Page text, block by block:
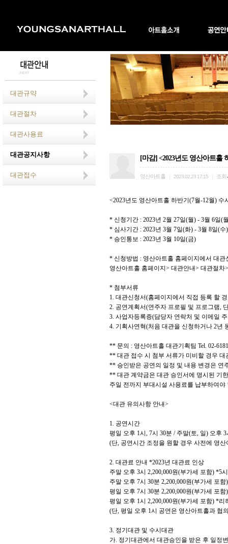
대관규약
대관절차
대관사용료
대관공지사항
대관접수
[마감] <2023년도 영산아트홀
영산아트홀 2023.02.23 17:15 조회
<2023년도 영산아트홀 하반기 (7월-12월) 수
* 신청기간 : 2023년 2월 27일(월) - 3월 6일(
* 심사기간 : 2023년 3월 7일(화) - 3월 8일(수)
* 승인통보 : 2023년 3월 10일(금)
* 신청방법 : 영산아트홀 홈페이지에서 대관
영산아트홀 홈페이지 > 대관안내> 대관절차
* 첨부서류
1. 대관신청서(홈페이지에서 직접 등록 할
2. 공연계획서(연주자 프로필 및 프로그램,
3. 사업자등록증(담당자 연락처 및 이메일
4. 기획사연혁(처음 대관을 신청하거나 2년
** 문의 : 영산아트홀 대관기획팀 Tel. 02-
** 대관 접수 시 첨부 서류가 미비할 경우
** 승인받은 공연의 일정 및 내용 변경은 연
** 대관 계약금은 대관 승인서에 명시된 기
주일 전까지 부대시설 사용료를 납부하여야
<대관 유의사항 안내>
1. 공연시간
평일 오후 1시 , 7시 30분 / 주말(토, 일) 오후 3
(단, 공연시간 조정을 원할 경우 사전에 영
2. 대관료 안내 *2023년 대관료 인상
주말 오후 3시 2,200,000원(부가세 포함) *5
주말 오후 7시 30분 2,200,000원(부가세 포함)
평일 오후 7시 30분 2,200,000원(부가세 포함)
평일 오후 1시 2,200,000원(부가세 포함) *리
(단, 평일 오후 1시 공연은 영산아트홀과 협
3. 정기대관 및 수시대관
가. 정기대관에서 대관승인을 받은 후 일정